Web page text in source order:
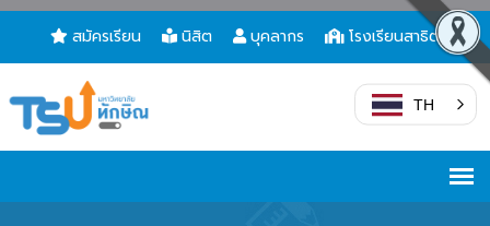
สมัครเรียน นิสิต บุคลากร โรงเรียนสาธิต
TH